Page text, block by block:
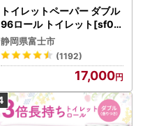
トイレットペーパー ダブル
96ロール トイレット[sf00
1-012]
静岡県富士市
(1192)
17,000